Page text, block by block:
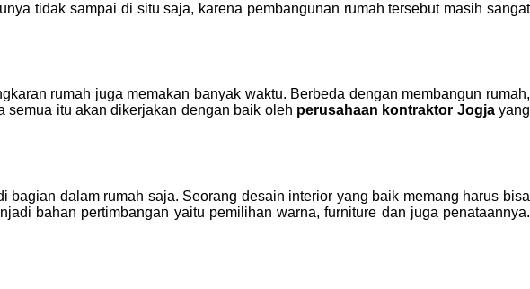
tidak sampai di situ saja, karena pembangunan rumah tersebut masih sangat
rumah juga memakan banyak waktu. Berbeda dengan membangun rumah,
semua itu akan dikerjakan dengan baik oleh perusahaan kontraktor Jogja yang
dalam rumah saja. Seorang desain interior yang baik memang harus bisa
bahan pertimbangan yaitu pemilihan warna, furniture dan juga penataannya.